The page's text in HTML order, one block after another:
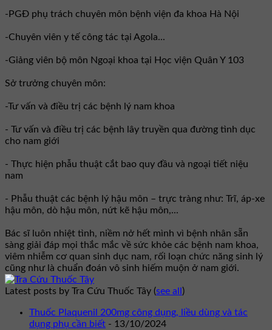
-PGĐ phụ trách chuyên môn bệnh viện đa khoa Hà Nội
-Chuyên viên y tế công tác tại Agola...
-Giảng viên bộ môn Ngoại khoa tại Học viện Quân Y 103
Sở trưởng chuyên môn:
-Tư vấn và điều trị các bệnh lý nam khoa
- Tư vấn và điều trị các bệnh lây truyền qua đường tình dục
cho nam giới
- Thực hiện phẫu thuật cắt bao quy đầu và ngoại tiết niệu
nam
- Phẫu thuật các bệnh lý hậu môn – trực tràng như: Trĩ, áp-xe
hậu môn, dò hậu môn, nứt kẽ hậu môn,...
Bác sĩ luôn nhiệt tình, niềm nở hết mình vì bệnh nhân sẵn
sàng giải đáp mọi thắc mắc về sức khỏe các bệnh nam khoa,
viêm nhiễm cơ quan sinh dục nam, rối loạn chức năng sinh lý
cũng như là chuẩn đoán vô sinh hiếm muộn ở nam giới.
Latest posts by Tra Cứu Thuốc Tây (see all )
Thuốc Plaquenil 200mg công dụng, liều dùng và tác
dụng phụ cần biết - 13/10/2024